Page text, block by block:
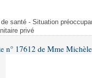
santé - Situation
privé
n° 17612 de Mme